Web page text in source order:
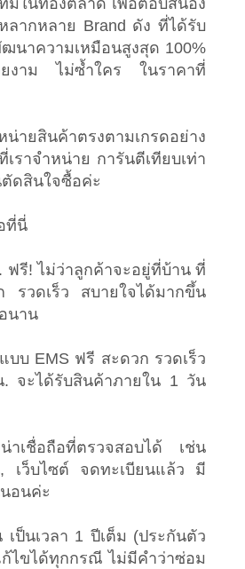
มีในท้องตลาด เพื่อตอบสนอง
ลากหลาย Brand ดัง ที่ได้รับ
นาความเหมือนสูงสุด 100%
ยงาม ไม่ซ้ำใคร ในราคาที่
ายสินค้าตรงตามเกรดอย่าง
ราจำหน่าย การันตีเทียบเท่า
ดสินใจซื้อค่ะ
ที่นี่
ฟรี! ไม่ว่าลูกค้าจะอยู่ที่บ้าน ที่
รวดเร็ว สบายใจได้มากขึ้น
นาน
บบ EMS ฟรี สะดวก รวดเร็ว
จะได้รับสินค้าภายใน 1 วัน
าเชื่อถือที่ตรวจสอบได้ เช่น
, เว็บไซต์ จดทะเบียนแล้ว มี
อนค่ะ
ป็นเวลา 1 ปีเต็ม (ประกันตัว
ไขได้ทุกกรณี ไม่มีคำว่าซ่อม